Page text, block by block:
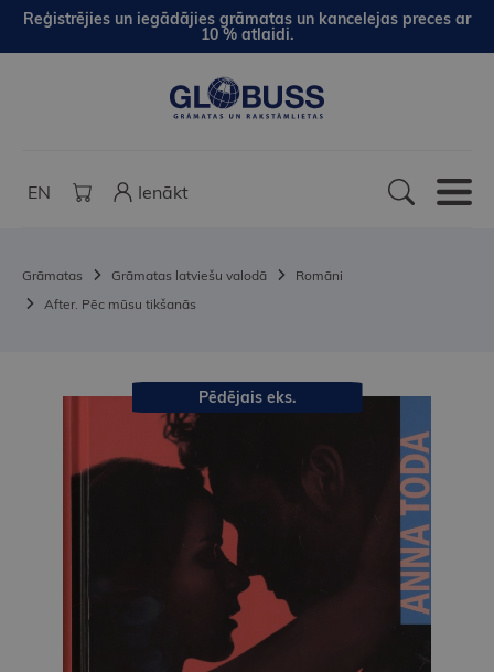
Reģistrējies un iegādājies grāmatas un kancelejas preces ar
10 % atlaidi.
EN Ienākt
Grāmatas Grāmatas latviešu valodā
Romāni
After. Pēc mūsu tikšanās
Pēdējais eks.